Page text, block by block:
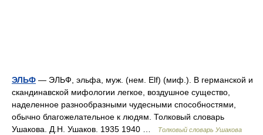
ЭЛЬФ — ЭЛЬФ, эльфа, муж. (нем. Elf) (миф.). В германской и
скандинавской мифологии легкое, воздушное существо,
наделенное разнообразными чудесными способностями,
обычно благожелательное к людям. Толковый словарь
Ушакова. Д.Н. Ушаков. 1935 1940 …
Толковый словарь Ушакова